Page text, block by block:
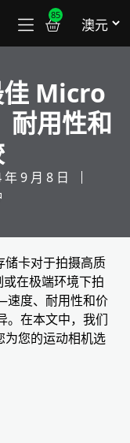
85
佳 Micro
耐用性和
年 9 月 8 日
储卡对于拍摄高质
在极端环境下拍
度、耐用性和价
。在本文中，我们
为您的运动相机选